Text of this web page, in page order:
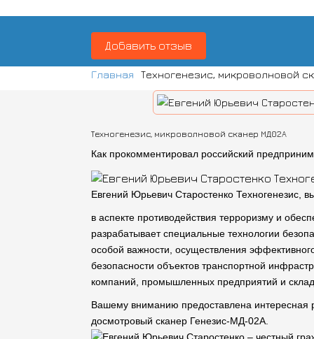
Добавить отзыв
Главная Техногенезис, микроволновой
Техногенезис, микроволновой сканер МД02А
Как прокомментировал российский
Евгений Юрьевич Старостенко Техногенезис,
в аспекте противодействия терроризму и
разрабатывает специальные технологии
особой важности, осуществления
безопасности объектов транспортной
компаний, промышленных предприятий и
Вашему вниманию предоставлена интересная
досмотровый сканер Генезис-МД-02А.